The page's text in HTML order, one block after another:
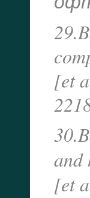
[et
and
[et